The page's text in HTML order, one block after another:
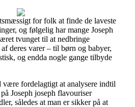
for folk at finde de laveste
og følgelig har mange Joseph
tvunget til at nedbringe
deres varer – til børn og babyer,
og endda nogle gange tilbyde
fordelagtigt at analysere indtil
Joseph joseph flavouriser
således at man er sikker på at